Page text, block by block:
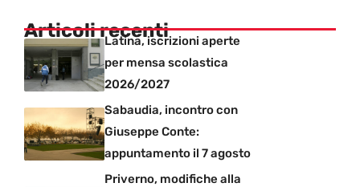
Articoli recentiLatina, iscrizioni aperte
per mensa scolastica
2026/2027
Sabaudia, incontro con
Giuseppe Conte:
appuntamento il 7 agosto
Priverno, modifiche alla